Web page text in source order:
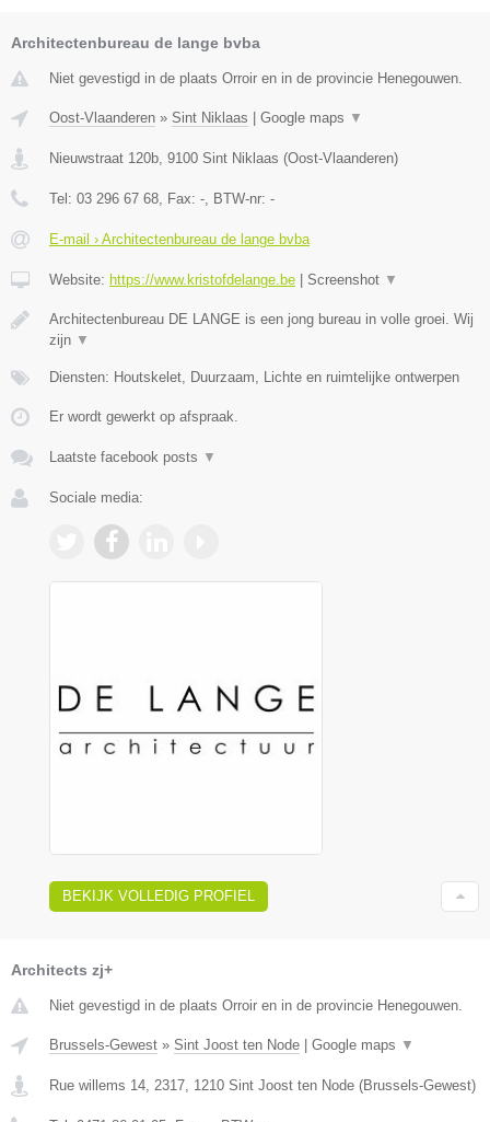
Architectenbureau de lange bvba
Niet gevestigd in de plaats Orroir en in de provincie Henegouwen.
Oost-Vlaanderen » Sint Niklaas Google maps ▼
Nieuwstraat 120b, 9100 Sint Niklaas (Oost-Vlaanderen)
Tel: 03 296 67 68, Fax: -, BTW-nr: -
E-mail › Architectenbureau de lange bvba
Website: https://www.kristofdelange.be Screenshot ▼
Architectenbureau DE LANGE is een jong bureau in volle groei. Wij
zijn ▼
Diensten: Houtskelet, Duurzaam, Lichte en ruimtelijke ontwerpen
Er wordt gewerkt op afspraak.
Laatste facebook posts ▼
Sociale media:
BEKIJK VOLLEDIG PROFIEL
Architects zj+
Niet gevestigd in de plaats Orroir en in de provincie Henegouwen.
Brussels-Gewest » Sint Joost ten Node Google maps ▼
Rue willems 14, 2317, 1210 Sint Joost ten Node (Brussels-Gewest)